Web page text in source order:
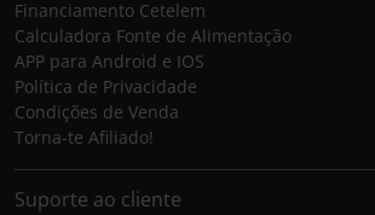
Financiamento Cetelem
Calculadora Fonte de Alimentação
APP para Android e IOS
Política de Privacidade
Condições de Venda
Torna-te Afiliado!
Suporte ao cliente